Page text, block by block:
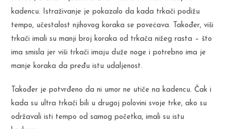
kadencu. Istraživanje je pokazalo da kada trkači podižu
tempo, učestalost njihovog koraka se povećava. Također, viši
trkači imali su manji broj koraka od trkača nižeg rasta – što
ima smisla jer viši trkači imaju duže noge i potrebno ima je
manje koraka da pređu istu udaljenost.
Također je potvrđeno da ni umor ne utiče na kadencu. Čak i
kada su ultra trkači bili u drugoj polovini svoje trke, ako su
održavali isti tempo od samog početka, imali su istu